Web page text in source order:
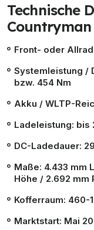
Technische
Front- oder
Systemleistung /
bzw. 454 Nm
Akku / WLTP-
Ladeleistung: bis
DC-Ladedauer:
Maße: 4.433 mm
Höhe / 2.692 mm
Kofferraum: 460-
Marktstart: Mai